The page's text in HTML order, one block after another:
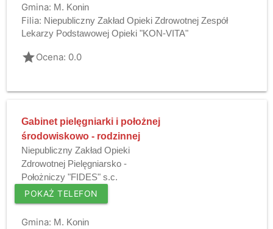
Gmina: M. Konin
Filia: Niepubliczny Zakład Opieki Zdrowotnej Zespół
Lekarzy Podstawowej Opieki "KON-VITA"
gradeOcena: 0.0
Gabinet pielęgniarki i położnej
środowiskowo - rodzinnej
Niepubliczny Zakład Opieki
Zdrowotnej Pielęgniarsko -
Położniczy "FIDES" s.c.
POKAŻ TELEFON
Gmina: M. Konin